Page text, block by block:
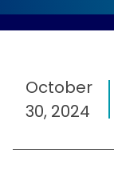
October
30, 2024